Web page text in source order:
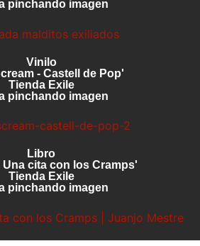
pinchando imagen
Vinilo
- Castell de Pop'
Tienda Exile
pinchando imagen
Libro
Una cita con los Cramps'
Tienda Exile
pinchando imagen